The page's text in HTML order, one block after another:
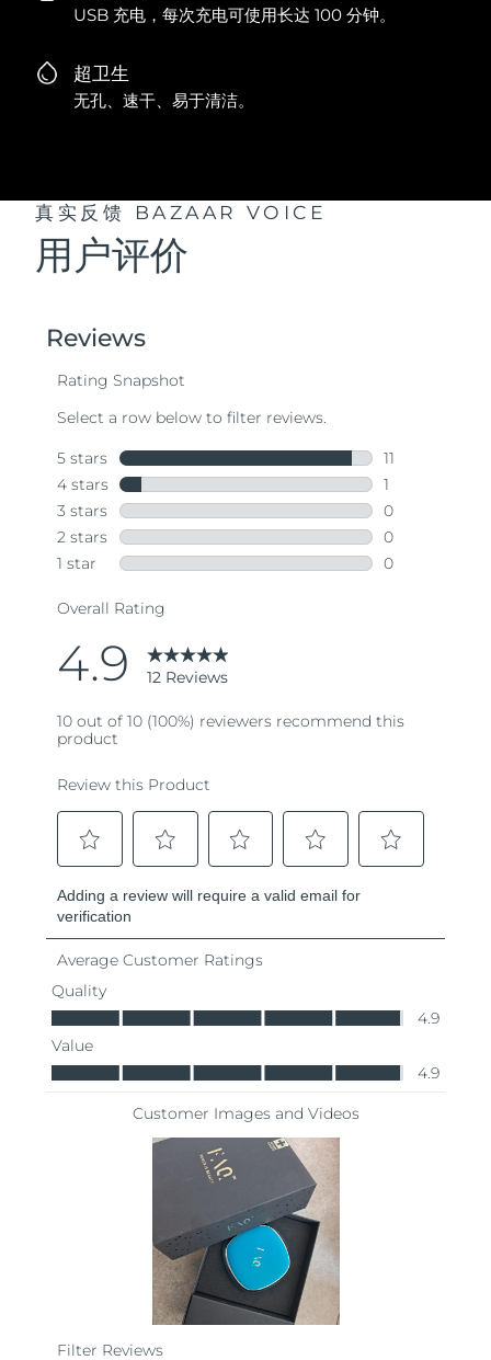
USB 充电，每次充电可使用长达 100 分钟。
超卫生
无孔、速干、易于清洁。
真实反馈 BAZAAR VOICE
用户评价